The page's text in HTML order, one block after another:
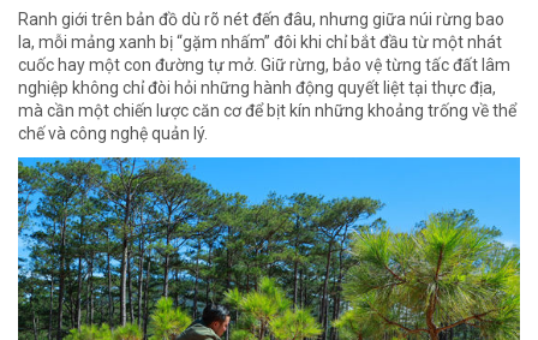
Ranh giới trên bản đồ dù rõ nét đến đâu, nhưng giữa núi rừng bao
la, mỗi mảng xanh bị “gặm nhấm” đôi khi chỉ bắt đầu từ một nhát
cuốc hay một con đường tự mở. Giữ rừng, bảo vệ từng tấc đất lâm
nghiệp không chỉ đòi hỏi những hành động quyết liệt tại thực địa,
mà cần một chiến lược căn cơ để bịt kín những khoảng trống về thể
chế và công nghệ quản lý.